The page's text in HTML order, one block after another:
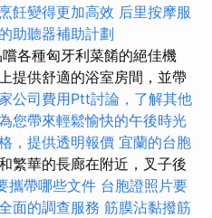
飪變得更加高效 后里按摩服
助聽器補助計劃
各種匈牙利菜餚的絕佳機
提供舒適的浴室房間，並帶
公司費用Ptt討論，了解其他
您帶來輕鬆愉快的午後時光
，提供透明報價 宜蘭的台胞
繁華的長廊在附近，叉子後
攜帶哪些文件 台胞證照片要
面的調查服務 筋膜沾黏撥筋